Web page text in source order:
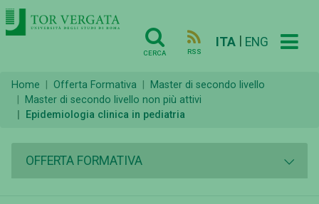
CERCA RSS
ITA ENG
Home Offerta Formativa
Master di secondo livello
Master di secondo livello non più attivi
Epidemiologia clinica in pediatria
OFFERTA FORMATIVA